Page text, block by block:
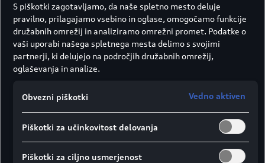
S piškotki zagotavljamo, da naše spletno mesto deluje
pravilno, prilagajamo vsebino in oglase, omogočamo funkcije
družabnih omrežij in analiziramo omrežni promet. Podatke o
vaši uporabi našega spletnega mesta delimo s svojimi
partnerji, ki delujejo na področjih družabnih omrežij,
oglaševanja in analize.
Obvezni piškotki Vedno aktiven
Piškotki za učinkovitost delovanja
Piškotki za ciljno usmerjenost